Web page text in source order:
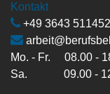
Kontakt
+49 3643 511452
Mo. - Fr. 08.00 -
Sa. 09.00 -